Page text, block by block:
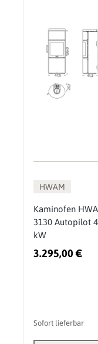
HWAM
Kaminofen
3130 Autopilot
kW
3.295,00 €
Sofort lieferbar